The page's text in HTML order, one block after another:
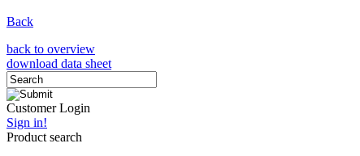
Back
back to overview
download data sheet
Customer Login
Sign in!
Product search